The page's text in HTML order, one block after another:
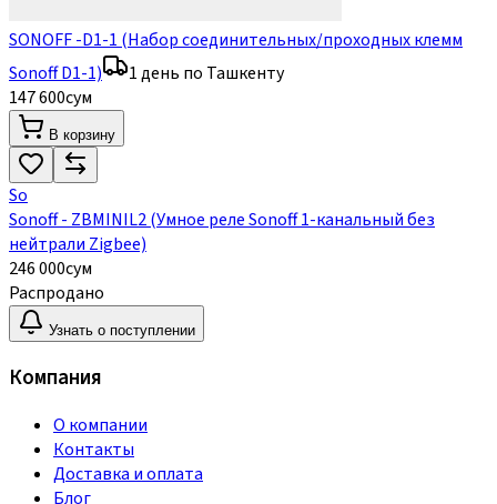
SONOFF -D1-1 (Набор соединительных/проходных клемм
Sonoff D1-1)
1 день по Ташкенту
147 600сум
В корзину
So
Sonoff - ZBMINIL2 (Умное реле Sonoff 1-канальный без
нейтрали Zigbee)
246 000сум
Распродано
Узнать о поступлении
Компания
О компании
Контакты
Доставка и оплата
Блог